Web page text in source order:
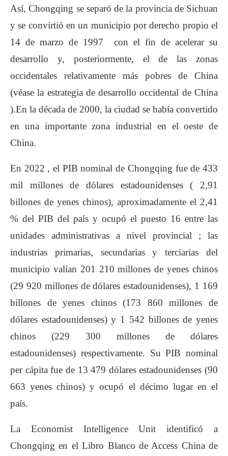
Así, Chongqing se separó de la provincia de Sichuan
y se convirtió en un municipio por derecho propio el
14 de marzo de 1997 con el fin de acelerar su
desarrollo y, posteriormente, el de las zonas
occidentales relativamente más pobres de China
(véase la estrategia de desarrollo occidental de China
).En la década de 2000, la ciudad se había convertido
en una importante zona industrial en el oeste de
China.
En 2022 , el PIB nominal de Chongqing fue de 433
mil millones de dólares estadounidenses ( 2,91
billones de yenes chinos), aproximadamente el 2,41
% del PIB del país y ocupó el puesto 16 entre las
unidades administrativas a nivel provincial ; las
industrias primarias, secundarias y terciarias del
municipio valían 201 210 millones de yenes chinos
(29 920 millones de dólares estadounidenses), 1 169
billones de yenes chinos (173 860 millones de
dólares estadounidenses) y 1 542 billones de yenes
chinos (229 300 millones de dólares
estadounidenses) respectivamente. Su PIB nominal
per cápita fue de 13 479 dólares estadounidenses (90
663 yenes chinos) y ocupó el décimo lugar en el
país.
La Economist Intelligence Unit identificó a
Chongqing en el Libro Blanco de Access China de